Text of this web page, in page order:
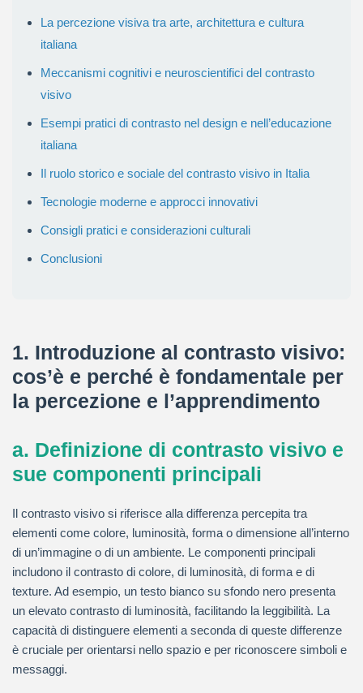
La percezione visiva tra arte, architettura e cultura
italiana
Meccanismi cognitivi e neuroscientifici del contrasto
visivo
Esempi pratici di contrasto nel design e nell’educazione
italiana
Il ruolo storico e sociale del contrasto visivo in Italia
Tecnologie moderne e approcci innovativi
Consigli pratici e considerazioni culturali
Conclusioni
1. Introduzione al contrasto visivo:
cos’è e perché è fondamentale per
la percezione e l’apprendimento
a. Definizione di contrasto visivo e
sue componenti principali
Il contrasto visivo si riferisce alla differenza percepita tra
elementi come colore, luminosità, forma o dimensione all’interno
di un’immagine o di un ambiente. Le componenti principali
includono il contrasto di colore, di luminosità, di forma e di
texture. Ad esempio, un testo bianco su sfondo nero presenta
un elevato contrasto di luminosità, facilitando la leggibilità. La
capacità di distinguere elementi a seconda di queste differenze
è cruciale per orientarsi nello spazio e per riconoscere simboli e
messaggi.